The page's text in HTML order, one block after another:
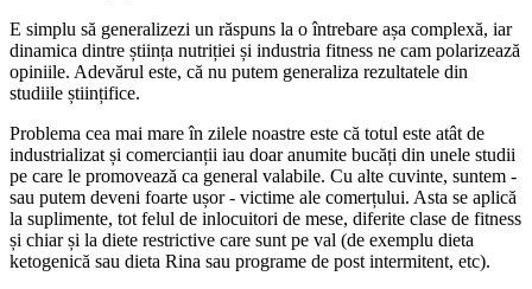
E simplu să generalizezi un răspuns la o întrebare așa complexă, iar
dinamica dintre știința nutriției și industria fitness ne cam polarizează
opiniile. Adevărul este, că nu putem generaliza rezultatele din
studiile științifice.
Problema cea mai mare în zilele noastre este că totul este atât de
industrializat și comercianții iau doar anumite bucăți din unele studii
pe care le promovează ca general valabile. Cu alte cuvinte, suntem -
sau putem deveni foarte ușor - victime ale comerțului. Asta se aplică
la suplimente, tot felul de inlocuitori de mese, diferite clase de fitness
și chiar și la diete restrictive care sunt pe val (de exemplu dieta
ketogenică sau dieta Rina sau programe de post intermitent, etc).